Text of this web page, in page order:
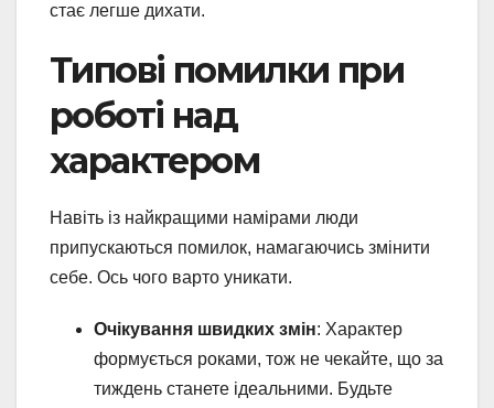
стає легше дихати.
Типові помилки при
роботі над
характером
Навіть із найкращими намірами люди
припускаються помилок, намагаючись змінити
себе. Ось чого варто уникати.
Очікування швидких змін: Характер
формується роками, тож не чекайте, що за
тиждень станете ідеальними. Будьте